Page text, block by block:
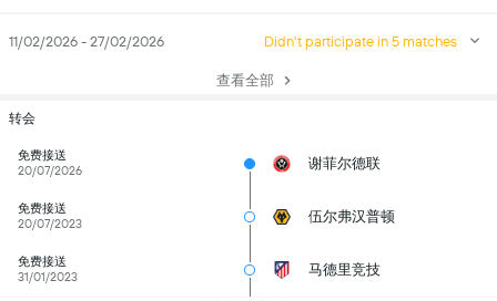
11/02/2026 - 27/02/2026 Didn't participate in 5 matches
查看全部
转会
免费接送
20/07/2026
谢菲尔德联
免费接送
20/07/2023
伍尔弗汉普顿
免费接送
31/01/2023
马德里竞技